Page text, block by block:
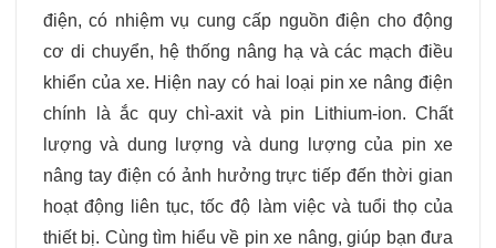
điện, có nhiệm vụ cung cấp nguồn điện cho động
cơ di chuyển, hệ thống nâng hạ và các mạch điều
khiển của xe. Hiện nay có hai loại pin xe nâng điện
chính là ắc quy chì-axit và pin Lithium-ion. Chất
lượng và dung lượng và dung lượng của pin xe
nâng tay điện có ảnh hưởng trực tiếp đến thời gian
hoạt động liên tục, tốc độ làm việc và tuổi thọ của
thiết bị. Cùng tìm hiểu về pin xe nâng, giúp bạn đưa